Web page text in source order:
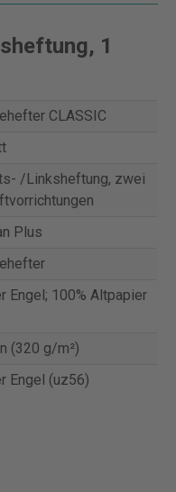
1
CLASSIC
/Linksheftung, zwei
Plus
Engel; 100% Altpapier
(320 g/m²)
Engel (uz56)